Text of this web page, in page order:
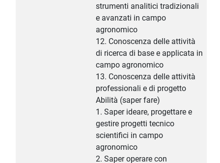
strumenti analitici tradizionali
e avanzati in campo
agronomico
12. Conoscenza delle attività
di ricerca di base e applicata in
campo agronomico
13. Conoscenza delle attività
professionali e di progetto
Abilità (saper fare)
1. Saper ideare, progettare e
gestire progetti tecnico
scientifici in campo
agronomico
2. Saper operare con